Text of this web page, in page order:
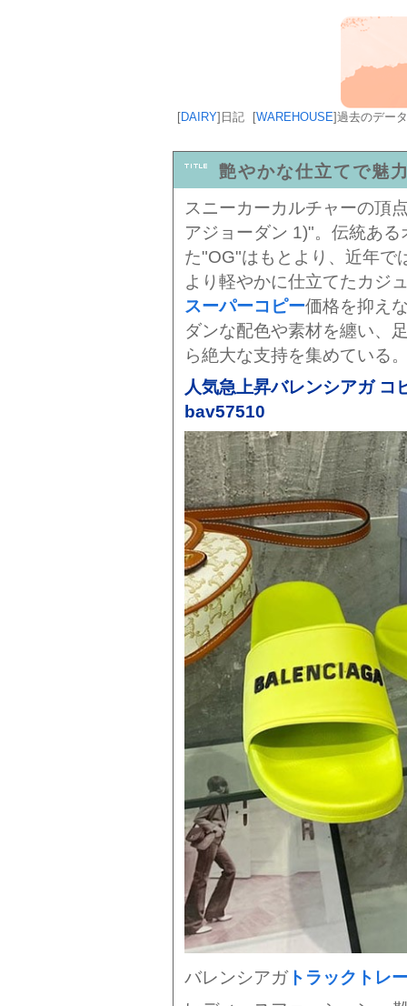
[DAIRY] 日記 [WAREHOUSE]過去のデータ
艶やかな仕立てで魅
スニーカーカルチャーの頂
アジョーダン 1)"。伝統あ
た"OG"はもとより、近年で
より軽やかに仕立てたカジ
スーパーコピー価格を抑え
ダンな配色や素材を纏い、
ら絶大な支持を集めている
人気急上昇バレンシアガ コ
bav57510
バレンシアガトラックトレ